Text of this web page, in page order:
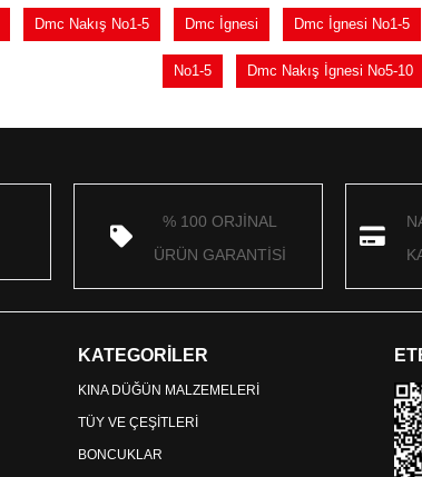
Dmc Nakış No1-5 Dmc İgnesi Dmc İgnesi No1-5
No1-5 Dmc Nakış İgnesi No5-10
% 100 ORJİNAL
ÜRÜN GARANTİSİ
KATEGORİLER
KINA DÜĞÜN MALZEMELERİ
TÜY VE ÇEŞİTLERİ
BONCUKLAR